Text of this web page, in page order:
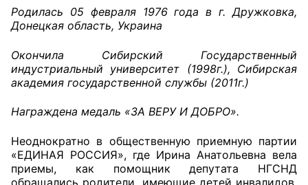
исполнительной власти
независимой оценки качества условий
оказания услуг
Комиссии
Родилась 05 февраля 1976 года в г. Дружковка,
Донецкая область, Украина
Окончила Сибирский Государственный
индустриальный университет (1998г.), Сибирская
академия государственной службы (2011г.)
Награждена медаль «ЗА ВЕРУ И ДОБРО».
Неоднократно в общественную приемную партии
«ЕДИНАЯ РОССИЯ», где Ирина Анатольевна вела
приемы, как помощник депутата НГСНД
обращались родители, имеющие детей инвалидов,